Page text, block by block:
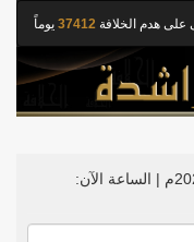
هدم الخلافة 37412 يوماً
الساعة الآن: